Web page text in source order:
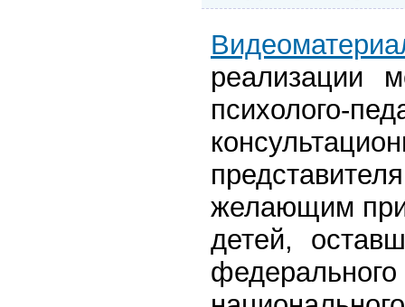
реализации
психолого-
желающим
детей,